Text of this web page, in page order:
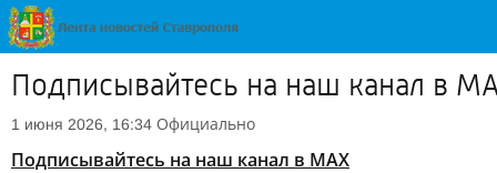
Подписывайтесь на наш канал в
1 июня 2026, 16:34 Официально
Подписывайтесь на наш канал в MAX